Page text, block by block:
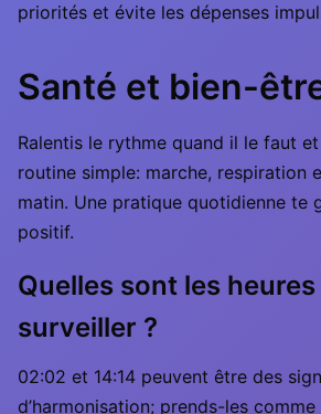
priorités et évite les dépenses
Santé et bien-
Ralentis le rythme quand il le faut
routine simple: marche, respiration
matin. Une pratique quotidienne te
positif.
Quelles sont les
surveiller ?
02:02 et 14:14 peuvent être des
d’harmonisation; prends-les